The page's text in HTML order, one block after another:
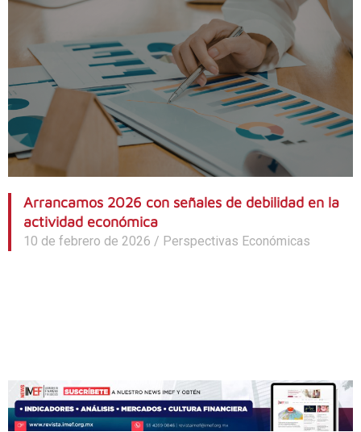
Arrancamos 2026 con señales de debilidad en la
actividad económica
10 de febrero de 2026 / Perspectivas Económicas